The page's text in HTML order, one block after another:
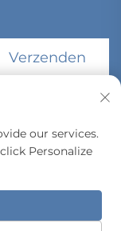
Verzenden
(Suzhou) Co.,
our services.
Personalize